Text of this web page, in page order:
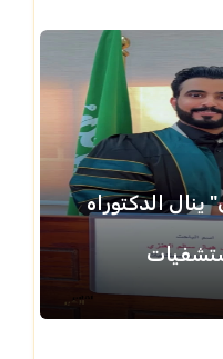
ينال الدكتوراه